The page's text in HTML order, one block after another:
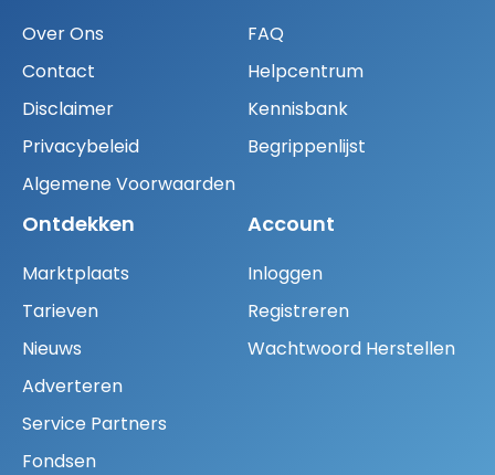
Over Ons
Contact
Disclaimer
Privacybeleid
Algemene Voorwaarden
FAQ
Helpcentrum
Kennisbank
Begrippenlijst
Ontdekken
Marktplaats
Tarieven
Nieuws
Adverteren
Service Partners
Fondsen
Account
Inloggen
Registreren
Wachtwoord Herstellen